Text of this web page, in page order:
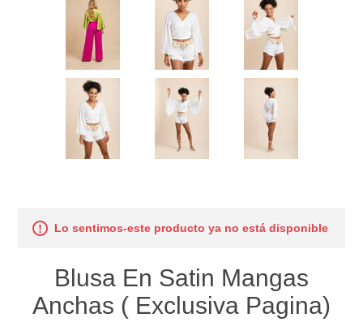
Lo sentimos-este producto ya no está disponible
Blusa En Satin Mangas
Anchas ( Exclusiva Pagina)